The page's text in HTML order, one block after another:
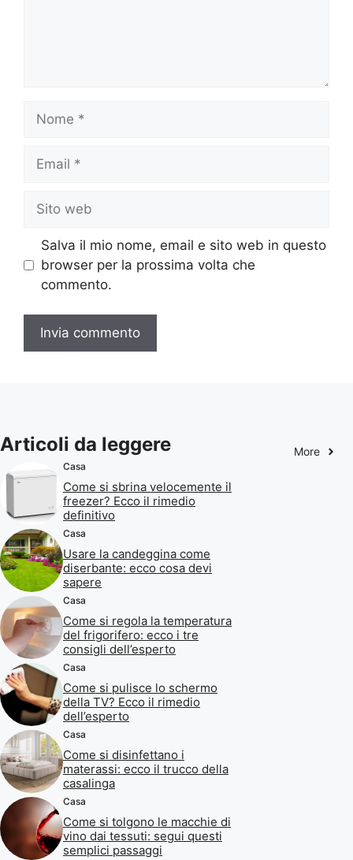
web
Salva il mio nome, email e sito web in questo
browser per la prossima volta che
commento.
Articoli da leggere More
Casa
Come si sbrina velocemente il
freezer? Ecco il rimedio
definitivo
Casa
Usare la candeggina come
diserbante: ecco cosa devi
sapere
Casa
Come si regola la temperatura
del frigorifero: ecco i tre
consigli dell’esperto
Casa
Come si pulisce lo schermo
della TV? Ecco il rimedio
dell’esperto
Casa
Come si disinfettano i
materassi: ecco il trucco della
casalinga
Casa
Come si tolgono le macchie di
vino dai tessuti: segui questi
semplici passaggi